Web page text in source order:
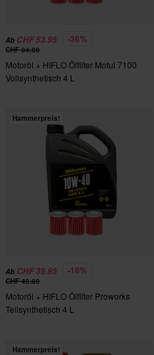
Ab CHF 53.95 -36%
CHF 84.80
Motoröl + HIFLO Ölfilter Motul 7100
Vollsynthetisch 4 L
Hammerpreis!
Ab CHF 39.95 -18%
CHF 48.80
Motoröl + HIFLO Ölfilter Proworks
Teilsynthetisch 4 L
Hammerpreis!